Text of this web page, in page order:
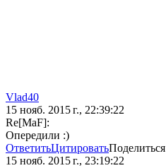
Vlad40
15 нояб. 2015 г., 22:39:22
Re[MaF]:
Опередили :)
ОтветитьЦитироватьПоделиться
15 нояб. 2015 г., 23:19:22